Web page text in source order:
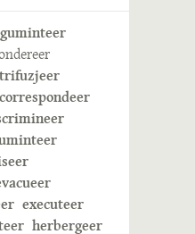
correspondeer
executeer
herbergeer